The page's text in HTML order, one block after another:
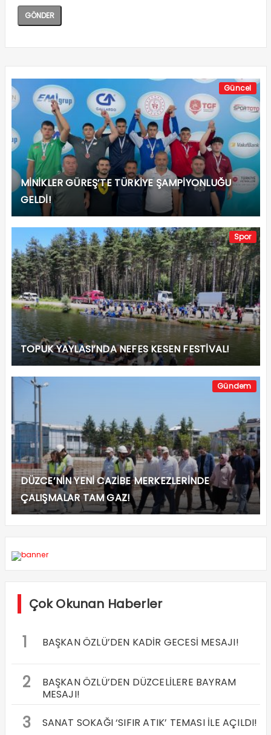
Güncel
MİNİKLER GÜREŞ’TE TÜRKİYE ŞAMPİYONLUĞU
GELDİ!
Spor
TOPUK YAYLASI’NDA NEFES KESEN FESTİVAL!
Gündem
DÜZCE’NİN YENİ CAZİBE MERKEZLERİNDE
ÇALIŞMALAR TAM GAZ!
Çok Okunan Haberler
1 BAŞKAN ÖZLÜ’DEN KADİR GECESİ MESAJI!
2
BAŞKAN ÖZLÜ’DEN DÜZCELİLERE BAYRAM
MESAJI!
3 SANAT SOKAĞI ‘SIFIR ATIK’ TEMASI İLE AÇILDI!